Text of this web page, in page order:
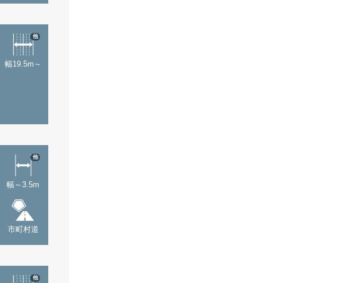
幅19.5m～
他
幅～3.5m
他
市町村道
他